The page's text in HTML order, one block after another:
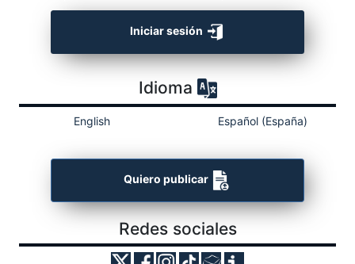
Iniciar sesión
Idioma
English Español (España)
Quiero publicar
Redes sociales